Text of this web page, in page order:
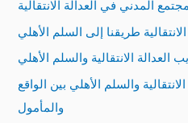
o
r
:
المدني في العدالة الانتقالية
طريقنا إلى السلم الأهلي
العدالة الانتقالية والسلم الأهلي
والسلم الأهلي بين الواقع
والمأمول